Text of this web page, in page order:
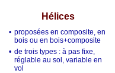
Hélices
• proposées en composite, en
bois ou en bois+composite
• de trois types : à pas fixe,
réglable au sol, variable en
vol